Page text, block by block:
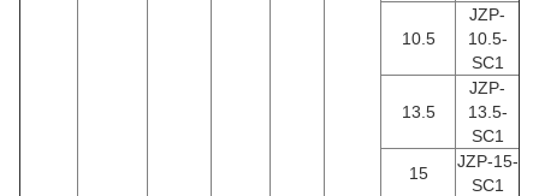
JZP-
10.5-
SC1
10.5
JZP-
13.5-
SC1
13.5
JZP-15-
SC1
15